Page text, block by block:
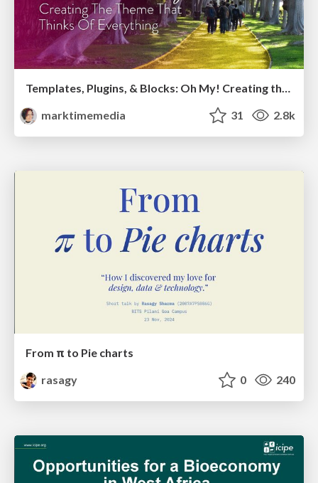
marktimemedia
31 2.8k
From π to Pie charts
rasagy
0 240